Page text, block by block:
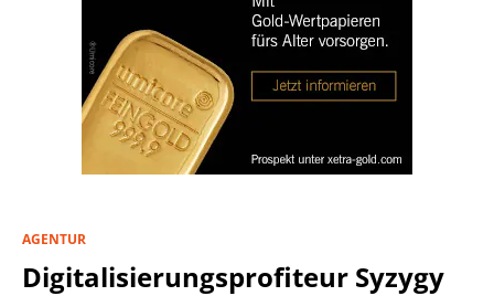
AGENTUR
Digitalisierungsprofiteur Syzygy